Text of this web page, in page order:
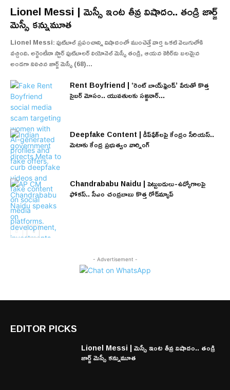
Lionel Messi | మెస్సీ ఇంట తీవ్ర విషాదం.. తండ్రి జార్జ్
మెస్సీ కన్నుమూత
Lionel Messi: ఫుట్‌బాల్ ప్రపంచాన్ని విషాదంలో ముంచెత్తే వార్త ఒకటి వెలుగులోకి
వచ్చింది. అర్జెంటీనా స్టార్ ఫుట్‌బాలర్ లియోనెల్ మెస్సీ తండ్రి, ఆయన కెరీర్‌కు బలమైన
అండగా నిలిచిన జార్జ్ మెస్సీ (68)...
Rent Boyfriend | ‘రెంట్ బాయ్‌ఫ్రెండ్’ పేరుతో కొత్త
సైబర్ మోసం.. యువతులకు సజ్జనార్...
Deepfake Content | డీప్‌ఫేక్‌లపై కేంద్రం సీరియస్..
మెటాకు కేంద్ర ప్రభుత్వం వార్నింగ్
Chandrababu Naidu | పెట్టుబడులు-ఉద్యోగాలపై
ఫోకస్.. సీఎం చంద్రబాబు కొత్త రోడ్‌మ్యాప్
- Advertisement -
EDITOR PICKS
Lionel Messi | మెస్సీ ఇంట తీవ్ర విషాదం.. తండ్రి
జార్జ్ మెస్సీ కన్నుమూత